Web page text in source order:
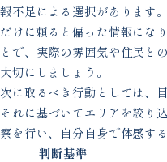
報不足による選択があります
だけに頼ると偏った情報にな
とで、実際の雰囲気や住民と
大切にしましょう。
次に取るべき行動としては、
それに基づいてエリアを絞り
察を行い、自分自身で体感す
判断基準